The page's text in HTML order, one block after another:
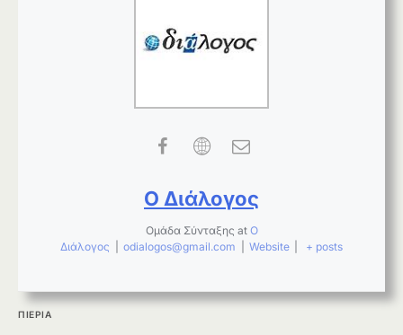
Ο Διάλογος
Ομάδα Σύνταξης at Ο
Διάλογος
odialogos@gmail.com Website + posts
ΠΙΕΡΙΑ